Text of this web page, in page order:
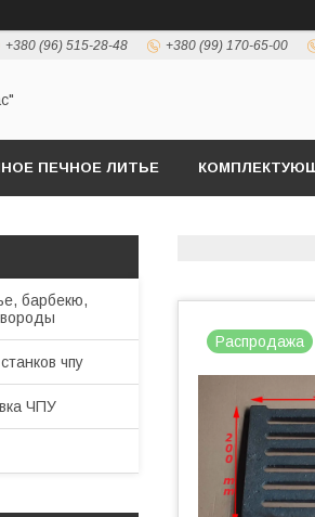
+380 (96) 515-28-48 +380 (99) 170-65-00
ПЕЧНОЕ ЛИТЬЕ
Распродажа
барбекю,
чпу
ЧПУ